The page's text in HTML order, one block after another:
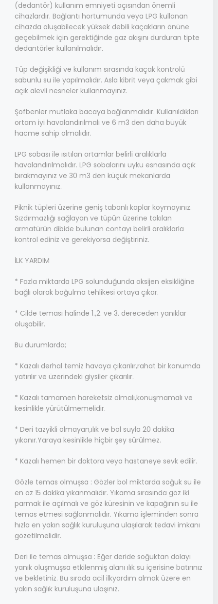
(dedantör) kullanım emniyeti açısından önemli
cihazlardır. Bağlantı hortumunda veya LPG kullanan
cihazda oluşabilecek yüksek debili kaçakların önüne
geçebilmek için gerektiğinde gaz akışını durduran tipte
dedantörler kullanılmalıdır.
Tüp değişikliği ve kullanım sırasında kaçak kontrolü
sabunlu su ile yapılmalıdır. Asla kibrit veya çakmak gibi
açık alevli nesneler kullanmayınız.
Şofbenler mutlaka bacaya bağlanmalıdır. Kullanıldıkları
ortam iyi havalandırılmalı ve 6 m3 den daha büyük
hacme sahip olmalıdır.
LPG sobası ile ısıtılan ortamlar belirli aralıklarla
havalandırılmalıdır. LPG sobalarını uyku esnasında açık
bırakmayınız ve 30 m3 den küçük mekanlarda
kullanmayınız.
Piknik tüpleri üzerine geniş tabanlı kaplar koymayınız.
Sızdırmazlığı sağlayan ve tüpün üzerine takılan
armatürün dibide bulunan contayı belirli aralıklarla
kontrol ediniz ve gerekiyorsa değiştiriniz.
İLK YARDIM
* Fazla miktarda LPG solunduğunda oksijen eksikliğine
bağlı olarak boğulma tehlikesi ortaya çıkar.
* Cilde teması halinde 1.,2. ve 3. dereceden yanıklar
oluşabilir.
Bu durumlarda;
* Kazalı derhal temiz havaya çıkarılır,rahat bir konumda
yatırılır ve üzerindeki giysiler çıkarılır.
* Kazalı tamamen hareketsiz olmalı,konuşmamalı ve
kesinlikle yürütülmemelidir.
* Deri tazyikli olmayan,ılık ve bol suyla 20 dakika
yıkanır.Yaraya kesinlikle hiçbir şey sürülmez.
* Kazalı hemen bir doktora veya hastaneye sevk edilir.
Gözle temas olmuşsa : Gözler bol miktarda soğuk su ile
en az 15 dakika yıkanmalıdır. Yıkama sırasında göz iki
parmak ile açılmalı ve göz küresinin ve kapağının su ile
temas etmesi sağlanmalıdır. Yıkama işleminden sonra
hızla en yakın sağlık kuruluşuna ulaşılarak tedavi imkanı
gözetilmelidir.
Deri ile temas olmuşsa : Eğer deride soğuktan dolayı
yanık oluşmuşsa etkilenmiş alanı ılık su içerisine batırınız
ve bekletiniz. Bu sırada acil ilkyardım almak üzere en
yakın sağlık kuruluşuna ulaşınız.